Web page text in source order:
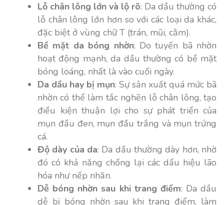
Lỗ chân lông lớn và lộ rõ: Da dầu thường có
lỗ chân lông lớn hơn so với các loại da khác,
đặc biệt ở vùng chữ T (trán, mũi, cằm).
Bề mặt da bóng nhờn: Do tuyến bã nhờn
hoạt động mạnh, da dầu thường có bề mặt
bóng loáng, nhất là vào cuối ngày.
Da dầu hay bị mụn: Sự sản xuất quá mức bã
nhờn có thể làm tắc nghẽn lỗ chân lông, tạo
điều kiện thuận lợi cho sự phát triển của
mụn đầu đen, mụn đầu trắng và mụn trứng
cá.
Độ dày của da: Da dầu thường dày hơn, nhờ
đó có khả năng chống lại các dấu hiệu lão
hóa như nếp nhăn.
Dễ bóng nhờn sau khi trang điểm: Da dầu
dễ bị bóng nhờn sau khi trang điểm, làm